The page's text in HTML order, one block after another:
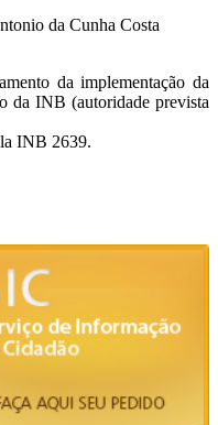
da Cunha Costa
da implementação da
da INB (autoridade prevista
INB 2639.